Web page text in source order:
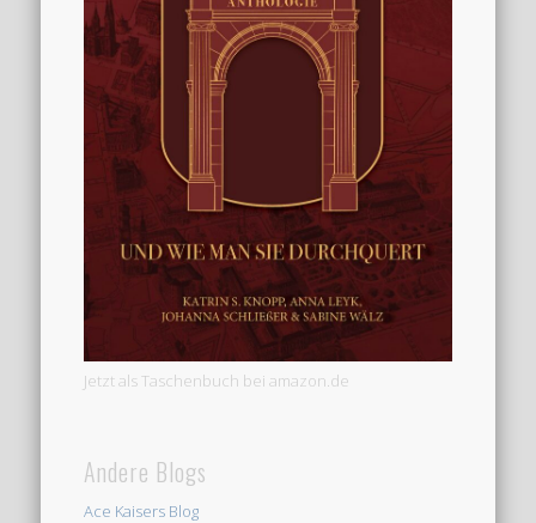
Jetzt als Taschenbuch bei amazon.de
Andere Blogs
Ace Kaisers Blog